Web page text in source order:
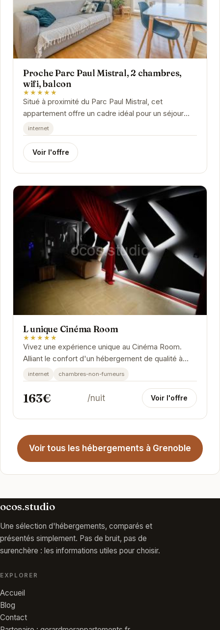
Proche Parc Paul Mistral, 2 chambres,
wifi, balcon
★★★★★
Situé à proximité du Parc Paul Mistral, cet
appartement offre un cadre idéal pour un séjour
agréable à Grenoble. Avec ses deux chambres,
son...
internet
Voir l'offre
L unique Cinéma Room
★★★★★
Vivez une expérience unique au Cinéma Room.
Alliant le confort d'un hébergement de qualité à
l'immersion d'une salle de cinéma privée, cet...
internet chambres-non-fumeurs
163€ /nuit Voir l'offre
Voir tous les hébergements à Grenoble
ocos.studio
Une sélection d'hébergements, comparés et
présentés simplement. Pas de bruit, pas de
surenchère : les informations utiles pour choisir.
EXPLORER
Accueil
Blog
Contact